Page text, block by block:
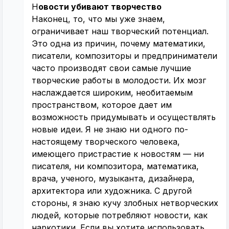
Новости убивают творчество
Наконец, то, что мы уже знаем,
ограничивает наш творческий потенциал.
Это одна из причин, почему математики,
писатели, композиторы и предприниматели
часто производят свои самые лучшие
творческие работы в молодости. Их мозг
наслаждается широким, необитаемым
пространством, которое дает им
возможность придумывать и осуществлять
новые идеи. Я не знаю ни одного по-
настоящему творческого человека,
имеющего пристрастие к новостям — ни
писателя, ни композитора, математика,
врача, ученого, музыканта, дизайнера,
архитектора или художника. С другой
стороны, я знаю кучу злобных нетворческих
людей, которые потребляют новости, как